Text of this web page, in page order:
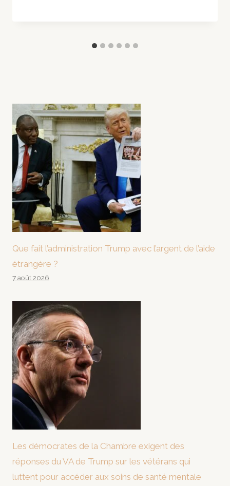
Que fait l’administration Trump avec l’argent de l’aide
étrangère ?
7 août 2026
Les démocrates de la Chambre exigent des
réponses du VA de Trump sur les vétérans qui
luttent pour accéder aux soins de santé mentale